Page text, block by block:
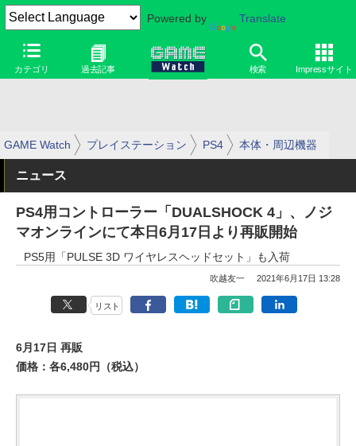
Powered by Translate
カテゴリ 過去記事 検索 Impressサイト
GAME Watch プレイステーション PS4 本体・周辺機器
ニュース
PS4用コントローラー「DUALSHOCK 4」、ノジ
マオンラインにて本日6月17日より再販開始
PS5用「PULSE 3D ワイヤレスヘッドセット」も入荷
吹越友一 2021年6月17日 13:28
リスト
6月17日 再販
価格：各6,480円（税込）